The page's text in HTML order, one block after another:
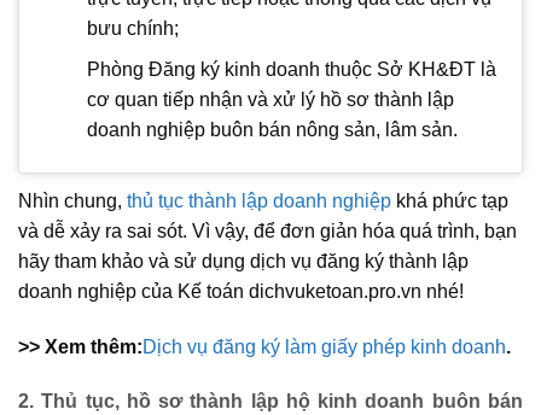
bưu chính;
Phòng Đăng ký kinh doanh thuộc Sở KH&ĐT là
cơ quan tiếp nhận và xử lý hồ sơ thành lập
doanh nghiệp buôn bán nông sản, lâm sản.
Nhìn chung, thủ tục thành lập doanh nghiệp khá phức tạp
và dễ xảy ra sai sót. Vì vậy, để đơn giản hóa quá trình, bạn
hãy tham khảo và sử dụng dịch vụ đăng ký thành lập
doanh nghiệp của Kế toán dichvuketoan.pro.vn nhé!
>> Xem thêm:Dịch vụ đăng ký làm giấy phép kinh doanh.
2. Thủ tục, hồ sơ thành lập hộ kinh doanh buôn bán